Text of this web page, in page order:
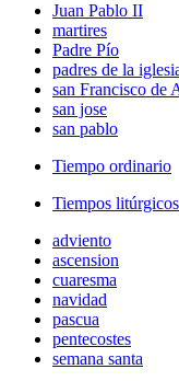
Juan Pablo II
martires
Padre Pío
padres de la
san Francisco de
san jose
san pablo
Tiempo ordinario
Tiempos litúrgicos
adviento
ascension
cuaresma
navidad
pascua
pentecostes
semana santa